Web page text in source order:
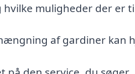
hvilke muligheder der er
af gardiner kan